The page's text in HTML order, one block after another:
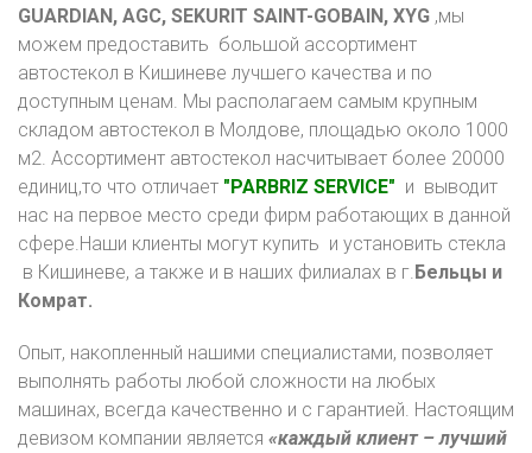
GUARDIAN, AGC, SEKURIT SAINT-GOBAIN, XYG ,мы
можем предоставить большой ассортимент
автостекол в Кишиневе лучшего качества и по
доступным ценам. Мы располагаем самым крупным
складом автостекол в Молдове, площадью около 1000
м2. Ассортимент автостекол насчитывает более 20000
единиц,то что отличает "PARBRIZ SERVICE" и выводит
нас на первое место среди фирм работающих в данной
сфере.Наши клиенты могут купить и установить стекла
в Кишиневе, а также и в наших филиалах в г.Бельцы и
Комрат.
Опыт, накопленный нашими специалистами, позволяет
выполнять работы любой сложности на любых
машинах, всегда качественно и с гарантией. Настоящим
девизом компании является «каждый клиент – лучший